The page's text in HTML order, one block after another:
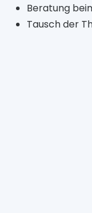
Beratung
Tausch der